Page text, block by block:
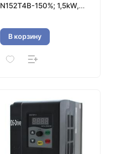
N152T4B-150%; 1,5kW,
В корзину